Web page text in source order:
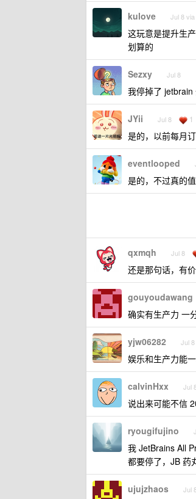
kulove Jul 8
这玩意是提升生
划算的
Sezxy Jul 8
我停掉了
JYii Jul 8 1
是的，以前每月
eventlooped
是的，不过真的
qxmqh Jul 8
还是那句话，有
gouyoudawang
确实有生产力 一
yjw06282 Jul 8
娱乐和生产力能
calvinHxx Jul
说出来可能不信
ryougifujino
我 JetBrains All
都要停了，JB 药
ujujzhaos Jul